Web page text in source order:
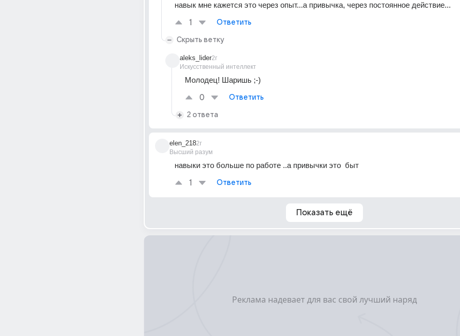
навык мне кажется это через опыт...а привычка, через постоянное действие...
1 Ответить
Скрыть ветку
aleks_lider
Искусственный интеллект
2г
Молодец! Шаришь ;-)
0 Ответить
2 ответа
elen_218
Высший разум
2г
навыки это больше по работе ..а привычки это  быт
1 Ответить
Показать ещё